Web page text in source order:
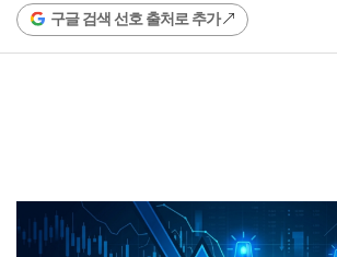
구글 검색 선호 출처로 추가